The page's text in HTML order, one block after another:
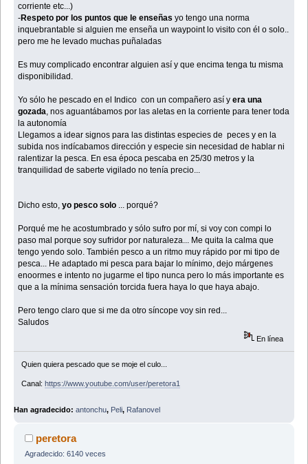
corriente etc...)
-Respeto por los puntos que le enseñasyo tengo una norma
inquebrantable si alguien me enseña un waypoint lo visito con él o solo..
pero me he levado muchas puñaladas
Es muy complicado encontrar alguien así y que encima tenga tu misma
disponibilidad.
Yo sólo he pescado en el Indico con un compañero así yera una
gozada , nos aguantábamos por las aletas en la corriente para tener toda
la autonomía
Llegamos a idear signos para las distintas especies de peces y en la
subida nos indícabamos dirección y especie sin necesidad de hablar ni
ralentizar la pesca. En esa época pescaba en 25/30 metros y la
tranquilidad de saberte vigilado no tenía precio...
Dicho esto,yo pesco solo ... porqué?
Porqué me he acostumbrado y sólo sufro por mí, si voy con compi lo
paso mal porque soy sufridor por naturaleza... Me quita la calma que
tengo yendo solo. También pesco a un ritmo muy rápido por mi tipo de
pesca... He adaptado mi pesca para bajar lo mínimo, dejo márgenes
enoormes e intento no jugarme el tipo nunca pero lo más importante es
que a la mínima sensación torcida fuera haya lo que haya abajo.
Pero tengo claro que si me da otro síncope voy sin red...
Saludos
En línea
Quien quiera pescado que se moje el culo...
Canal: https://www.youtube.com/user/peretora1
Han agradecido: antonchu, Peli, Rafanovel
peretora
Agradecido: 6140 veces